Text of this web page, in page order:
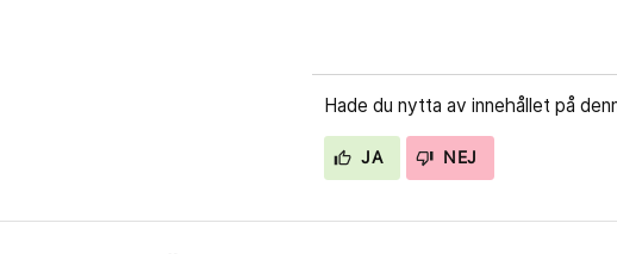
Hade du nytta av innehållet på
JA NEJ